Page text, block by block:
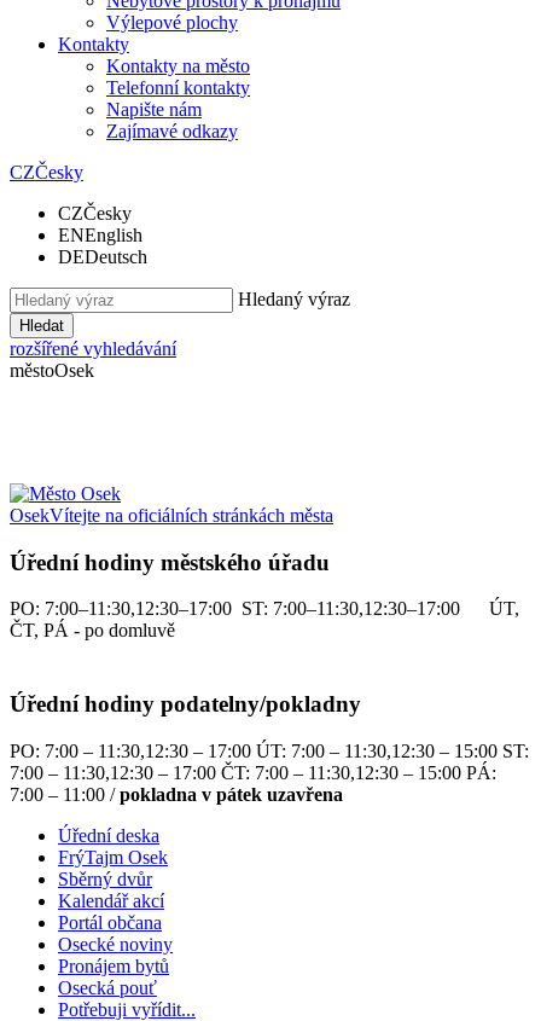
Výlepové plochy
Kontakty
Kontakty na město
Telefonní kontakty
Napište nám
Zajímavé odkazy
CZČesky
CZČesky
ENEnglish
DEDeutsch
Hledaný výraz
Hledat
rozšířené vyhledávání
městoOsek
OsekVítejte na oficiálních stránkách města
Úřední hodiny městského úřadu
PO: 7:00–11:30,12:30–17:00 ST: 7:00–11:30,12:30–17:00 ÚT,
ČT, PÁ - po domluvě
Úřední hodiny podatelny/pokladny
PO: 7:00 – 11:30,12:30 – 17:00 ÚT: 7:00 – 11:30,12:30 – 15:00 ST:
7:00 – 11:30,12:30 – 17:00 ČT: 7:00 – 11:30,12:30 – 15:00 PÁ:
7:00 – 11:00 /pokladna v pátek uzavřena
Úřední deska
FrýTajm Osek
Sběrný dvůr
Kalendář akcí
Portál občana
Osecké noviny
Pronájem bytů
Osecká pouť
Potřebuji vyřídit...